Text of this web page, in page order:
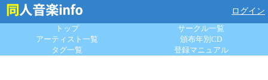
ログイン
トップ
サークル一覧
アーティスト一覧
頒布年別CD
タグ一覧
登録マニュアル